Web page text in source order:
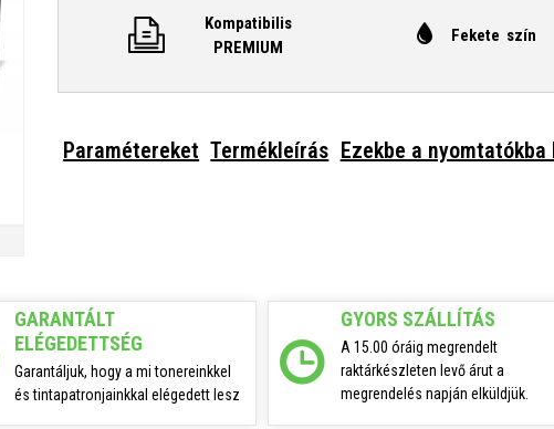
Kompatibilis
PREMIUM
Fekete szín
Paramétereket Termékleírás Ezekbe a
GARANTÁLT
ELÉGEDETTSÉG
Garantáljuk, hogy a mi tonereinkkel
és tintapatronjainkkal elégedett lesz
GYORS SZÁLLÍTÁS
A 15.00 óráig megrendelt
raktárkészleten levő árut a
megrendelés napján elküldjük.